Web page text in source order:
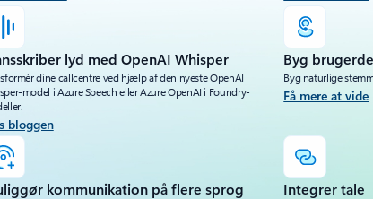
lyd med OpenAI Whisper
dine callcentre ved hjælp af den nyeste OpenAI
model i Azure Speech eller Azure OpenAI i Foundry-
bloggen
Byg
Byg naturlige
Få mere at vide
kommunikation på flere sprog Integrer tale